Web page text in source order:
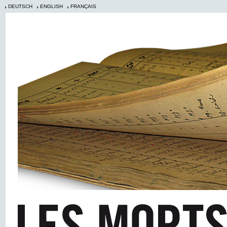
DEUTSCH ENGLISH FRANÇAIS